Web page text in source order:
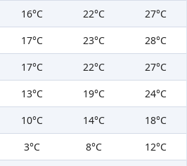
16°C 22°C
27°C
17°C 23°C
28°C
17°C 22°C
27°C
13°C 19°C
24°C
10°C 14°C
18°C
3°C 8°C
12°C